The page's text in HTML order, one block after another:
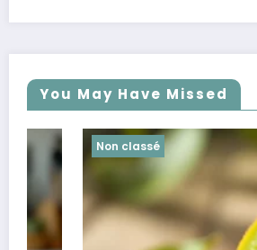
You May Have Missed
Non classé